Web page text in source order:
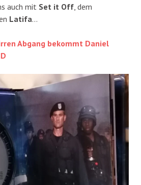
auch mit Set it Off , dem
Latifa…
Abgang bekommt Daniel